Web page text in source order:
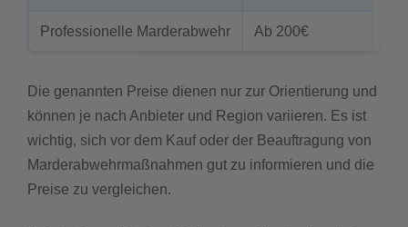
Professionelle Marderabwehr Ab 200€
Die genannten Preise dienen nur zur Orientierung und
können je nach Anbieter und Region variieren. Es ist
wichtig, sich vor dem Kauf oder der Beauftragung von
Marderabwehrmaßnahmen gut zu informieren und die
Preise zu vergleichen.